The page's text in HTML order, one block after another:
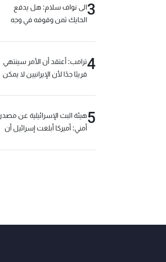
3الى نواف سلام: هل يدفع
الحايك ثمن وقوفه في وجه
4ترامب: أعتقد أن الأمر سينتهي
قريبًا جدًا لأن الإيرانيين لا يمكن
5هيئة البث الإسرائيلية عن مصدر
أمني: أميركا أبلغت إسرائيل أن